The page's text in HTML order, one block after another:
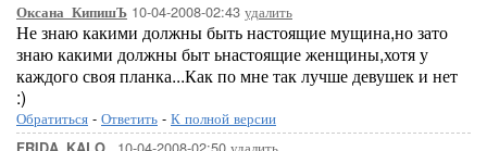
Оксана_КипишЪ 10-04-2008-02:43 удалить
Не знаю какими должны быть настоящие мущина,но зато
знаю какими должны быт ьнастоящие женщины,хотя у
каждого своя планка...Как по мне так лучше девушек и нет
:)
Обратиться - Ответить - К полной версии